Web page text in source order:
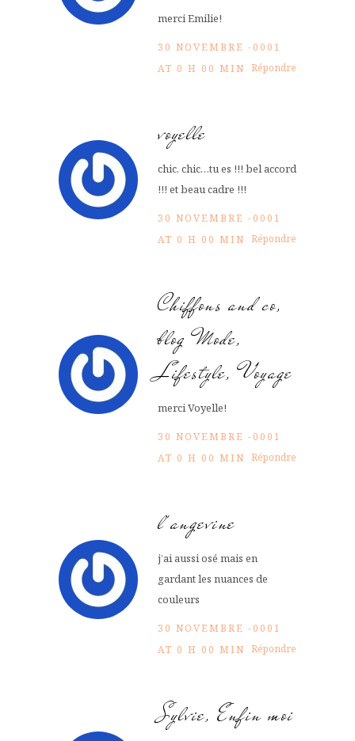
merci Emilie!
30 NOVEMBRE -0001
AT 0 H 00 MIN Répondre
voyelle
chic, chic…tu es !!! bel accord
!!! et beau cadre !!!
30 NOVEMBRE -0001
AT 0 H 00 MIN Répondre
Chiffons and co,
blog Mode,
Lifestyle, Voyage
merci Voyelle!
30 NOVEMBRE -0001
AT 0 H 00 MIN Répondre
l'angevine
j’ai aussi osé mais en
gardant les nuances de
couleurs
30 NOVEMBRE -0001
AT 0 H 00 MIN Répondre
Sylvie, Enfin moi